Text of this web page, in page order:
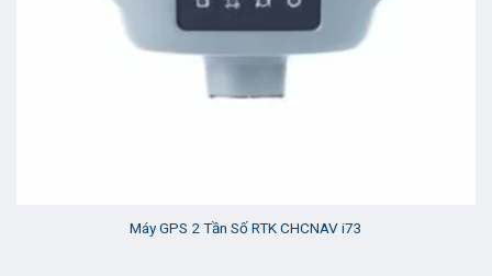
Máy GPS 2 Tần Số RTK CHCNAV i73